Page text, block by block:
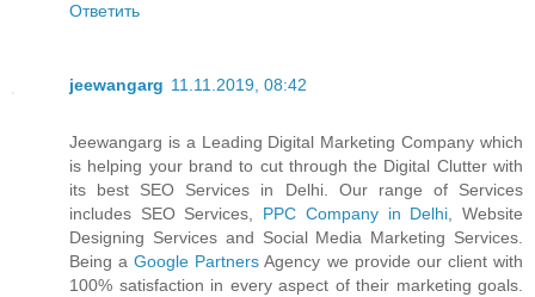
Ответить
jeewangarg 11.11.2019, 08:42
Jeewangarg is a Leading Digital Marketing Company which
is helping your brand to cut through the Digital Clutter with
its best SEO Services in Delhi. Our range of Services
includes SEO Services, PPC Company in Delhi , Website
Designing Services and Social Media Marketing Services.
Being aGoogle Partners Agency we provide our client with
100% satisfaction in every aspect of their marketing goals.